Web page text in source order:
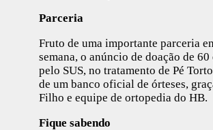
Parceria
Fruto de uma importante parceria
semana, o anúncio de doação de
pelo SUS, no tratamento de Pé
de um banco oficial de órteses,
Filho e equipe de ortopedia do HB.
Fique sabendo